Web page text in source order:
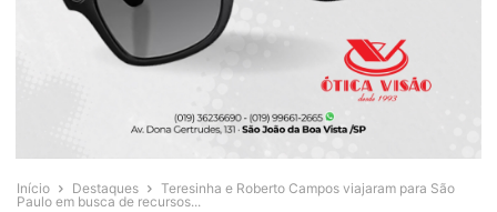
Início Destaques
Teresinha e Roberto Campos viajaram para São
Paulo em busca de recursos...